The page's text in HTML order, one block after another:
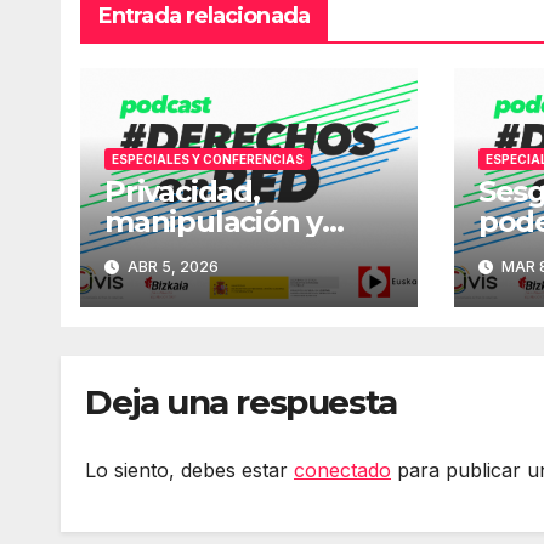
Entrada relacionada
ESPECIALES Y CONFERENCIAS
Privacidad,
manipulación y
adicción digital:
Última jornada
#DerechosEnRed
ABR 5, 2026
IA:MAR
Deja una respuesta
Lo siento, debes estar conectado para publicar